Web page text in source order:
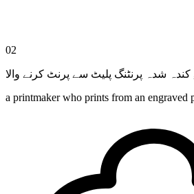
02
کندہ شدہ پرنٹنگ پلیٹ سے پرنٹ کرنے والا
a printmaker who prints from an engraved